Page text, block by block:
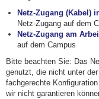
Netz-Zugang (Kabel)
Netz-Zugang auf dem
Netz-Zugang am
auf dem Campus
Bitte beachten Sie: Das
genutzt, die nicht unter
fachgerechte
wir nicht garantieren